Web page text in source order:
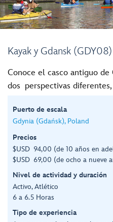
Kayak y Gdansk (GDY08)
Conoce el casco antiguo de
dos perspectivas
Puerto de escala
Gdynia (Gdańsk), Poland
Precios
$USD 94,00 (de 10 años en
$USD 69,00 (de ocho a nueve
Nivel de actividad y duración
Activo, Atlético
6 a 6.5 Horas
Tipo de experiencia